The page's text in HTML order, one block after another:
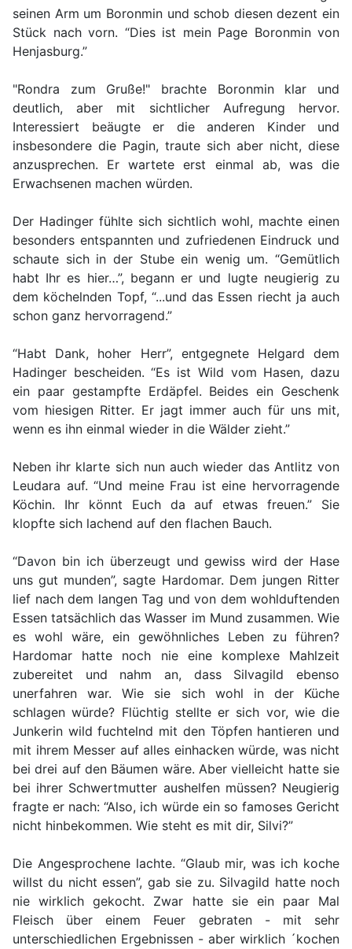
seinen Arm um Boronmin und schob diesen dezent ein
Stück nach vorn. “Dies ist mein Page Boronmin von
Henjasburg.”
"Rondra zum Gruße!" brachte Boronmin klar und
deutlich, aber mit sichtlicher Aufregung hervor.
Interessiert beäugte er die anderen Kinder und
insbesondere die Pagin, traute sich aber nicht, diese
anzusprechen. Er wartete erst einmal ab, was die
Erwachsenen machen würden.
Der Hadinger fühlte sich sichtlich wohl, machte einen
besonders entspannten und zufriedenen Eindruck und
schaute sich in der Stube ein wenig um. “Gemütlich
habt Ihr es hier…”, begann er und lugte neugierig zu
dem köchelnden Topf, “...und das Essen riecht ja auch
schon ganz hervorragend.”
“Habt Dank, hoher Herr”, entgegnete Helgard dem
Hadinger bescheiden. “Es ist Wild vom Hasen, dazu
ein paar gestampfte Erdäpfel. Beides ein Geschenk
vom hiesigen Ritter. Er jagt immer auch für uns mit,
wenn es ihn einmal wieder in die Wälder zieht.”
Neben ihr klarte sich nun auch wieder das Antlitz von
Leudara auf. “Und meine Frau ist eine hervorragende
Köchin. Ihr könnt Euch da auf etwas freuen.” Sie
klopfte sich lachend auf den flachen Bauch.
“Davon bin ich überzeugt und gewiss wird der Hase
uns gut munden”, sagte Hardomar. Dem jungen Ritter
lief nach dem langen Tag und von dem wohlduftenden
Essen tatsächlich das Wasser im Mund zusammen. Wie
es wohl wäre, ein gewöhnliches Leben zu führen?
Hardomar hatte noch nie eine komplexe Mahlzeit
zubereitet und nahm an, dass Silvagild ebenso
unerfahren war. Wie sie sich wohl in der Küche
schlagen würde? Flüchtig stellte er sich vor, wie die
Junkerin wild fuchtelnd mit den Töpfen hantieren und
mit ihrem Messer auf alles einhacken würde, was nicht
bei drei auf den Bäumen wäre. Aber vielleicht hatte sie
bei ihrer Schwertmutter aushelfen müssen? Neugierig
fragte er nach: “Also, ich würde ein so famoses Gericht
nicht hinbekommen. Wie steht es mit dir, Silvi?”
Die Angesprochene lachte. “Glaub mir, was ich koche
willst du nicht essen”, gab sie zu. Silvagild hatte noch
nie wirklich gekocht. Zwar hatte sie ein paar Mal
Fleisch über einem Feuer gebraten - mit sehr
unterschiedlichen Ergebnissen - aber wirklich ´kochen